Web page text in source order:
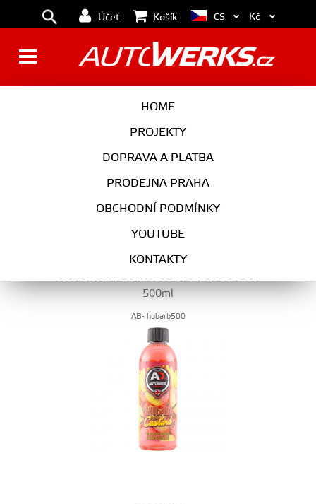
Účet Košík
HOME
PROJEKTY
DOPRAVA A PLATBA
PRODEJNA PRAHA
OBCHODNÍ PODMÍNKY
YOUTUBE
KONTAKTY
CS Kč
VŮNĚ DO AUTA
AUTOKOSMETIKA
Autobrite Rhubarb&Custard vůně do auta
500ml
AB-rhubarb500